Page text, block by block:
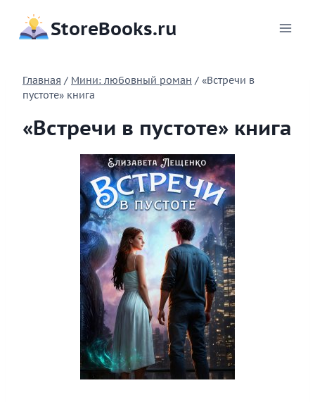
содержимому
StoreBooks.ru
Главная / Мини: любовный роман / «Встречи в
пустоте» книга
«Встречи в пустоте» книга